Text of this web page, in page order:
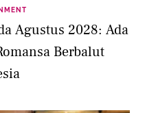
Agustus 2028: Ada
Berbalut